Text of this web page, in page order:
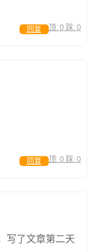
顶: 0 踩: 0
回复
顶: 0 踩: 0
回复
写了文章第二天